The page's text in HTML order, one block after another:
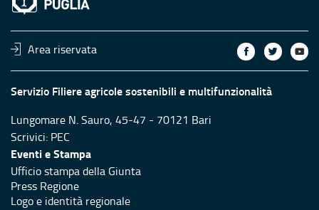
Area riservata
Servizio Filiere agricole sostenibili e multifunzionalità
Lungomare N. Sauro, 45-47 - 70121 Bari
Scrivici: PEC
Eventi e Stampa
Ufficio stampa della Giunta
Press Regione
Logo e identità regionale